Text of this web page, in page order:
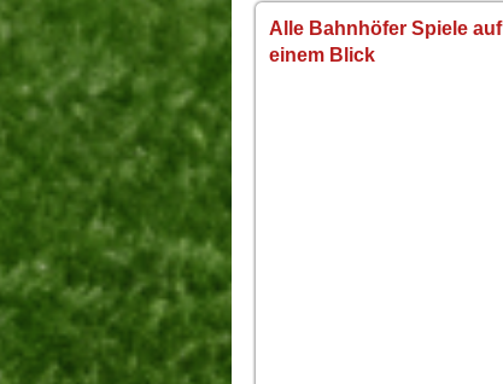
Alle Bahnhöfer Spiele auf
einem Blick